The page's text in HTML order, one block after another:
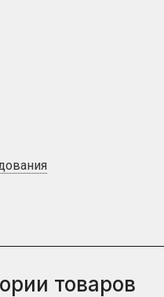
товаров